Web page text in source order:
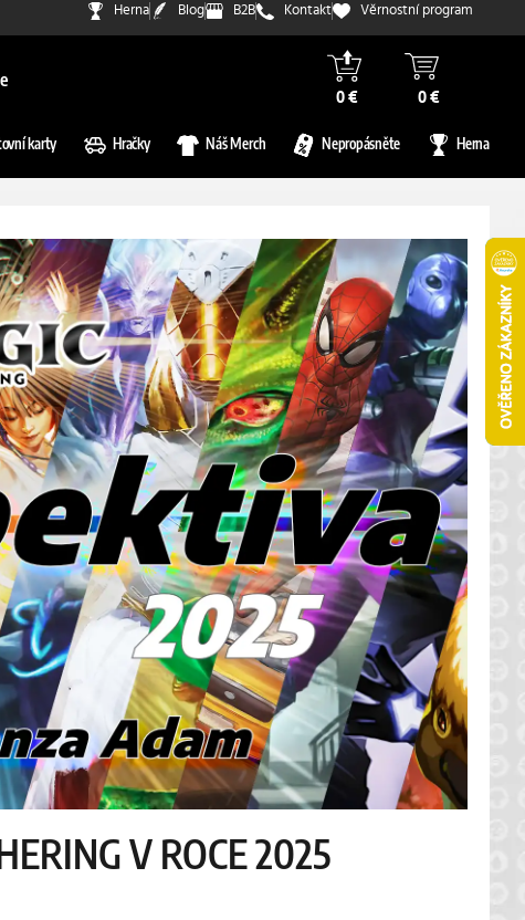
Herna Blog B2B Kontakt Věrnostní program
0 € 0 €
karty Hračky Náš Merch Nepropásněte Herna
V ROCE 2025